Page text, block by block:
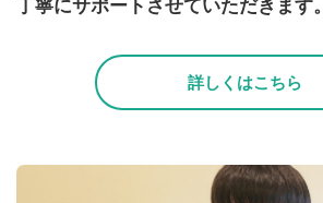
丁寧にサポートさせていただきます。
詳しくはこちら